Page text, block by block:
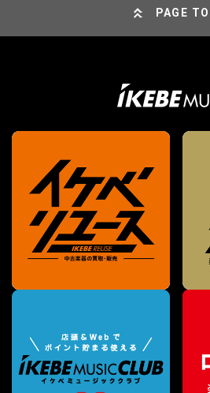
PAGE